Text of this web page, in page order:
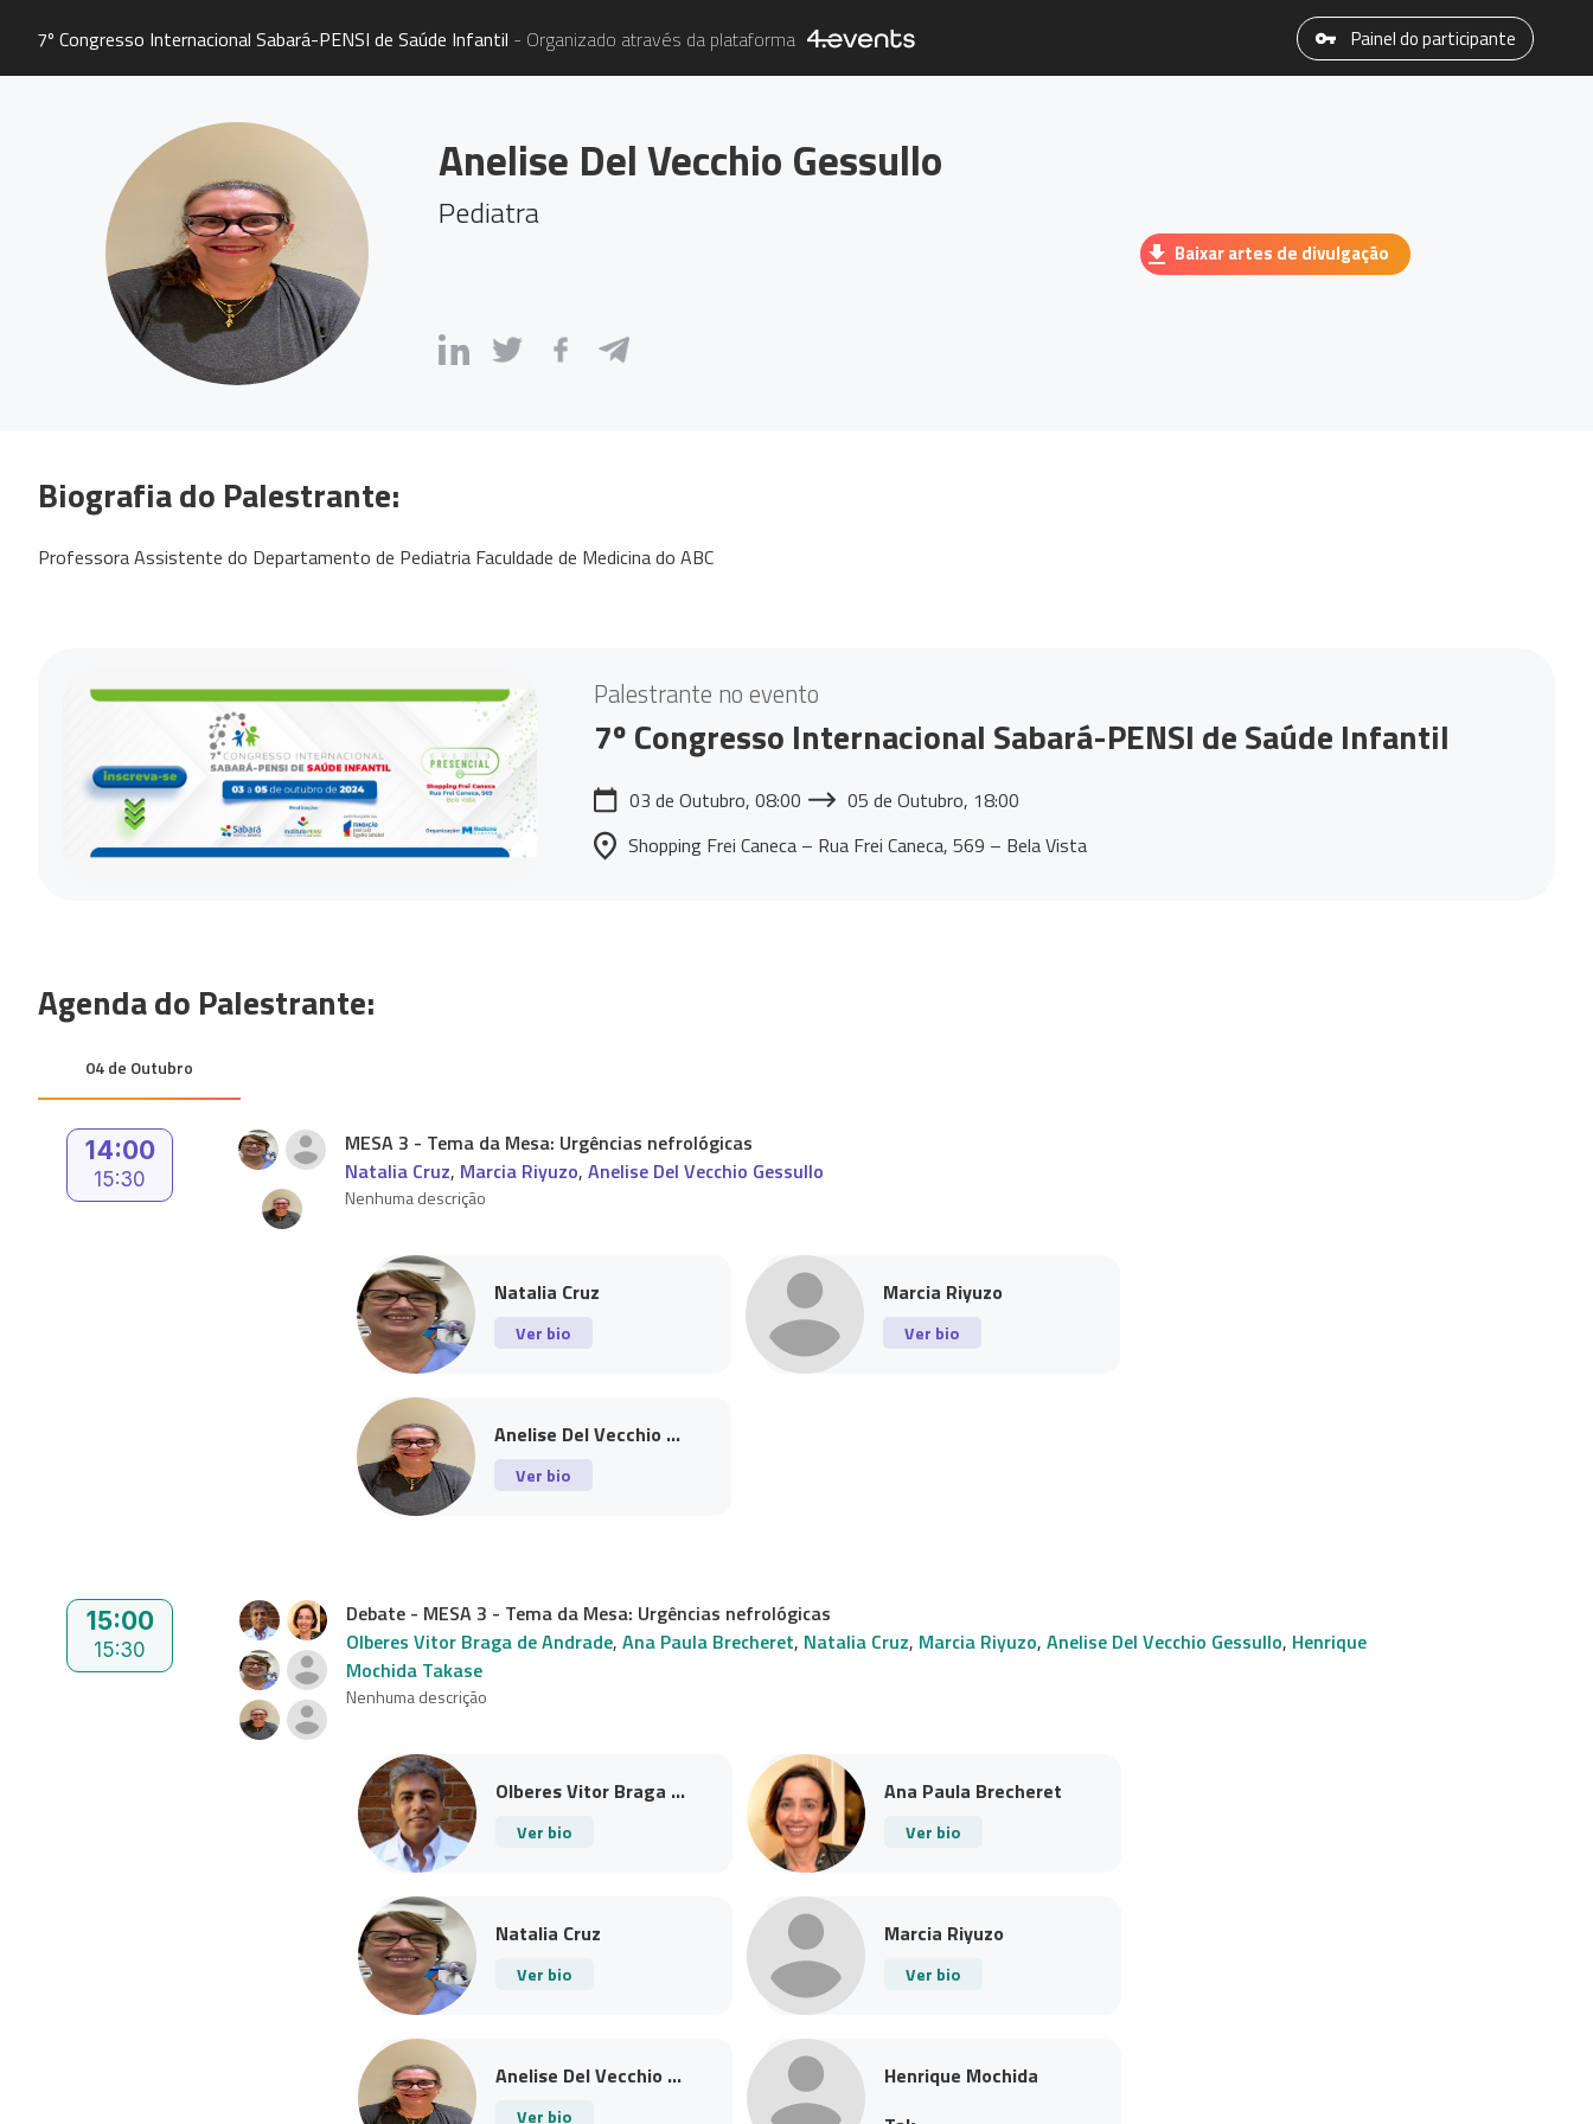
7º Congresso Internacional Sabará-PENSI de Saúde Infantil - Organizado através da plataforma Painel do participante
Anelise Del Vecchio Gessullo
Pediatra
Baixar artes de divulgação
Biografia do Palestrante:
Professora Assistente do Departamento de Pediatria Faculdade de Medicina do ABC
Palestrante no evento
7º Congresso Internacional Sabará-PENSI de Saúde Infantil
03 de Outubro, 08:00
05 de Outubro, 18:00
Shopping Frei Caneca – Rua Frei Caneca, 569 – Bela Vista
Agenda do Palestrante:
04 de Outubro
14:00
15:30
MESA 3 - Tema da Mesa: Urgências nefrológicas
Natalia Cruz, Marcia Riyuzo, Anelise Del Vecchio Gessullo
Nenhuma descrição
Natalia Cruz
Ver bio
Marcia Riyuzo
Ver bio
Anelise Del Vecchio ...
Ver bio
15:00
15:30
Debate - MESA 3 - Tema da Mesa: Urgências nefrológicas
Olberes Vitor Braga de Andrade, Ana Paula Brecheret, Natalia Cruz, Marcia Riyuzo, Anelise Del Vecchio Gessullo, Henrique
Mochida Takase
Nenhuma descrição
Olberes Vitor Braga ...
Ver bio
Ana Paula Brecheret
Ver bio
Natalia Cruz
Ver bio
Marcia Riyuzo
Ver bio
Anelise Del Vecchio ...
Ver bio
Henrique Mochida